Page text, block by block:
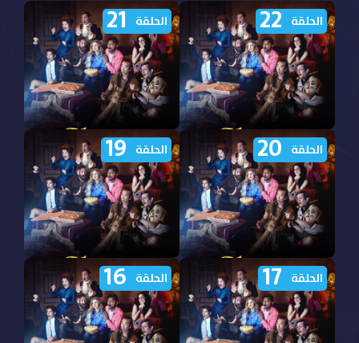
مشاهدة مسلسل Ghosts
2021 الموسم الخامس
الحلقة 22 مترجمة
الحلقة 22
مشاهدة مسلسل Ghosts
2021 الموسم الخامس
الحلقة 21 مترجمة
الحلقة 21
مشاهدة مسلسل Ghosts
2021 الموسم الخامس
الحلقة 20 مترجمة
الحلقة 20
مشاهدة مسلسل Ghosts
2021 الموسم الخامس
الحلقة 19 مترجمة
الحلقة 19
الحلقة 17 الحلقة 16